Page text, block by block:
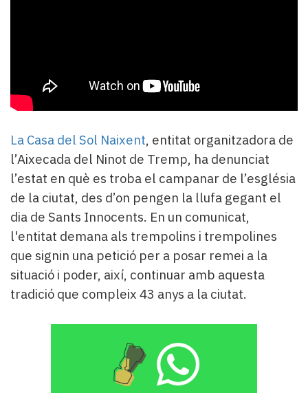
la
teva!
La
newsletter
del
Contingut
patrocinat
Lo
més
llegit...
Editorial
La Casa del Sol Naixent, entitat organitzadora de
l’Aixecada del Ninot de Tremp, ha denunciat
l’estat en què es troba el campanar de l’església
de la ciutat, des d’on pengen la llufa gegant el
dia de Sants Innocents. En un comunicat,
l'entitat demana als trempolins i trempolines
que signin una petició per a posar remei a la
situació i poder, així, continuar amb aquesta
tradició que compleix 43 anys a la ciutat.